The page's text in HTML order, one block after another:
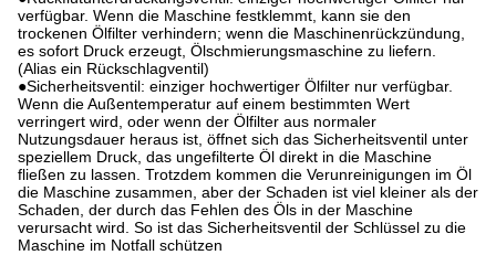
verfügbar. Wenn die Maschine festklemmt, kann sie den
trockenen Ölfilter verhindern; wenn die Maschinenrückzündung,
es sofort Druck erzeugt, Ölschmierungsmaschine zu liefern.
(Alias ein Rückschlagventil)
●Sicherheitsventil: einziger hochwertiger Ölfilter nur verfügbar.
Wenn die Außentemperatur auf einem bestimmten Wert
verringert wird, oder wenn der Ölfilter aus normaler
Nutzungsdauer heraus ist, öffnet sich das Sicherheitsventil unter
speziellem Druck, das ungefilterte Öl direkt in die Maschine
fließen zu lassen. Trotzdem kommen die Verunreinigungen im Öl
die Maschine zusammen, aber der Schaden ist viel kleiner als der
Schaden, der durch das Fehlen des Öls in der Maschine
verursacht wird. So ist das Sicherheitsventil der Schlüssel zu die
Maschine im Notfall schützen